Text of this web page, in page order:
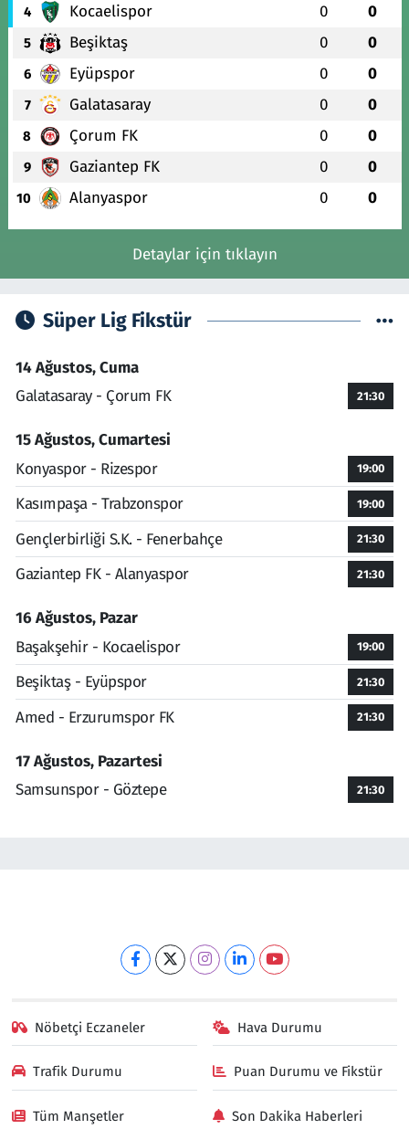
4 Kocaelispor 0 0
5 Beşiktaş 0 0
6 Eyüpspor 0 0
7 Galatasaray 0 0
8 Çorum FK 0 0
9 Gaziantep FK 0 0
10 Alanyaspor 0 0
Detaylar için tıklayın
Süper Lig Fikstür
14 Ağustos, Cuma
Galatasaray - Çorum FK
21:30
15 Ağustos, Cumartesi
Konyaspor - Rizespor
19:00
Kasımpaşa - Trabzonspor 19:00
Gençlerbirliği S.K. - Fenerbahçe 21:30
Gaziantep FK - Alanyaspor 21:30
16 Ağustos, Pazar
Başakşehir - Kocaelispor
19:00
Beşiktaş - Eyüpspor 21:30
Amed - Erzurumspor FK 21:30
17 Ağustos, Pazartesi
Samsunspor - Göztepe
21:30
Nöbetçi Eczaneler Hava Durumu
Trafik Durumu Puan Durumu ve Fikstür
Tüm Manşetler Son Dakika Haberleri